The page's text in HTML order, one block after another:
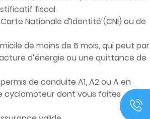
fiscal.
Nationale d’Identité (CNI) ou de
de moins de 6 mois, qui peut par
d’énergie ou une quittance de
de conduite A1, A2 ou A en
cyclomoteur dont vous faites